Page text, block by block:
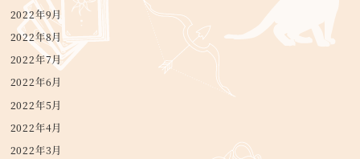
2022年9月
2022年8月
2022年7月
2022年6月
2022年5月
2022年4月
2022年3月